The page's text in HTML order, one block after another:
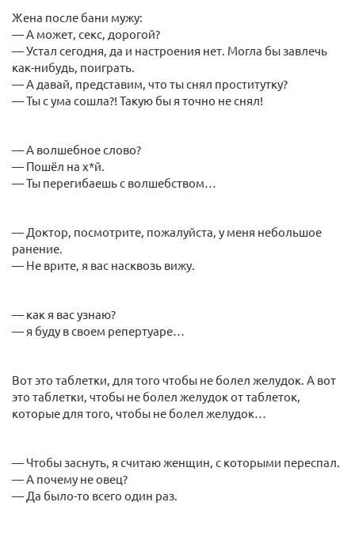
Жена после бани мужу:
— А может, секс, дорогой?
— Устал сегодня, да и настроения нет. Могла бы завлечь
как-нибудь, поиграть.
— А давай, представим, что ты снял проститутку?
— Ты с ума сошла?! Такую бы я точно не снял!
— А волшебное слово?
— Пошёл на х*й.
— Ты перегибаешь с волшебством…
— Доктор, посмотрите, пожалуйста, у меня небольшое
ранение.
— Не врите, я вас насквозь вижу.
— как я вас узнаю?
— я буду в своем репертуаре…
Вот это таблетки, для того чтобы не болел желудок. А вот
это таблетки, чтобы не болел желудок от таблеток,
которые для того, чтобы не болел желудок…
— Чтобы заснуть, я считаю женщин, с которыми переспал.
— А почему не овец?
— Да было-то всего один раз.